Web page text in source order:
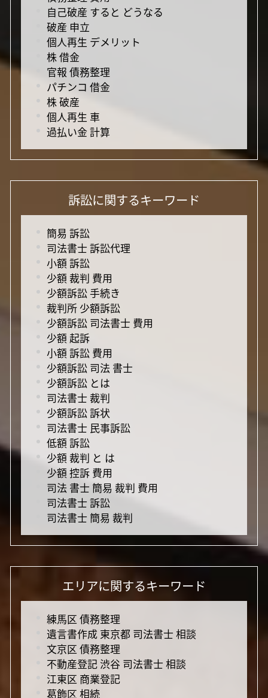
自己破産 すると どうなる
破産 申立
個人再生 デメリット
株 借金
官報 債務整理
パチンコ 借金
株 破産
個人再生 車
過払い金 計算
訴訟に関するキーワード
簡易 訴訟
司法書士 訴訟代理
小額 訴訟
少額 裁判 費用
少額訴訟 手続き
裁判所 少額訴訟
少額訴訟 司法書士 費用
少額 起訴
小額 訴訟 費用
少額訴訟 司法 書士
少額訴訟 とは
司法書士 裁判
少額訴訟 訴状
司法書士 民事訴訟
低額 訴訟
少額 裁判 と は
少額 控訴 費用
司法 書士 簡易 裁判 費用
司法書士 訴訟
司法書士 簡易 裁判
エリアに関するキーワード
練馬区 債務整理
遺言書作成 東京都 司法書士 相談
文京区 債務整理
不動産登記 渋谷 司法書士 相談
江東区 商業登記
葛飾区 相続